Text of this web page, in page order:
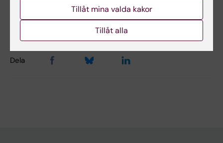
Sidan uppdaterad:
Dela
Tillåt mina valda kakor
Tillåt alla